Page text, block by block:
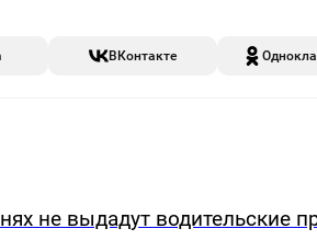
ВКонтакте
не выдадут водительские